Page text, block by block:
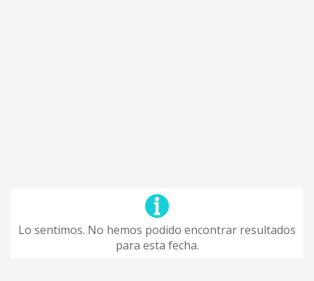
Lo sentimos. No hemos podido encontrar resultados
para esta fecha.